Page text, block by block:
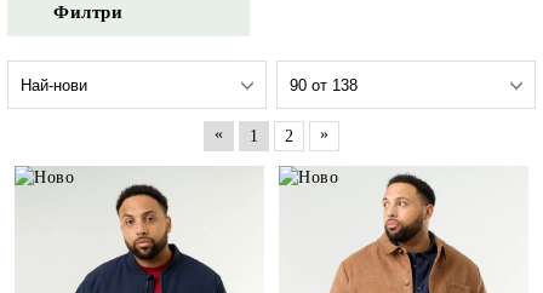
Филтри
« 1 2 »